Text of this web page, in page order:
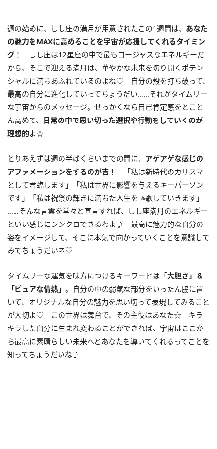
週の始めに、しし座の満月が用意されたこの1週間は、 あなた
の魅力をMAXに高めることを宇宙が応援してくれるタイミン
グ ！ しし座は12星座の中で最もゴージャスなエネルギーだ
から、そこで迎える満月は、華やかな未来を切り開くポテン
シャルに満ちあふれているのよね♡ 自分の殻を打ち破って、
最高の自分に進化していってちょうだい……それがタイムリー
な宇宙からのメッセージ。せっかくなら自己肯定感をとこと
ん高めて、 日常の中で思い切った選択や行動をしていくのが
理想的よ☆
とりあえずは週の半ばくらいまでの間に、 アゲアゲな感じの
アファメーションをするのが吉 ！ 「私は新時代のカリスマ
として君臨します」「私は世界に影響を与えるキーパーソン
です」「私は祝祭の輝きに満ちた人生を謳歌していきます」
……そんな言霊を堂々と宣言すれば、しし座満月のエネルギー
といい感じにシンクロできるわよ♪ 最高に魅力的な自分の
姿をイメージして、そこに本氣で向かっていくことを意識して
みてちょうだいネ♡
タイムリーな運氣を味方につけるキーワードは「大胆さ」＆
「ピュアな情熱」 。自分の中の弱氣な部分をいったん脇に置
いて、オリジナルな自分の魅力を思い切って表現してみること
が大切よ♡ この世界は舞台で、その主役はあなた☆ キラ
キラした自分に生まれ変わることができれば、宇宙はここか
ら最高に素晴らしい未来へとあなたを導いてくれるってことを
知ってちょうだいね♪